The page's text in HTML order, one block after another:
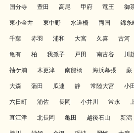
国分寺 豊田 高尾 甲府 竜王 御
東小金井 東中野 水道橋 両国 錦糸
千葉 赤羽 浦和 大宮 久喜 古河
亀有 柏 我孫子 戸田 南古谷 川
袖ケ浦 木更津 南船橋 海浜幕張 蕨
大森 蒲田 瓜連 静 常陸大宮 小
六日町 浦佐 長岡 小井川 常永
直江津 北長岡 亀田 越後石山 新潟